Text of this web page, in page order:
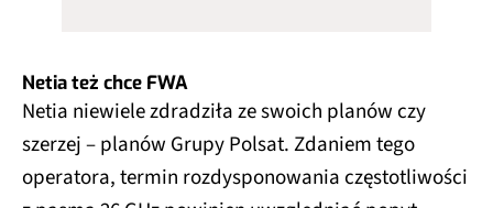
Netia też chce FWA
Netia niewiele zdradziła ze swoich planów czy
szerzej – planów Grupy Polsat. Zdaniem tego
operatora, termin rozdysponowania częstotliwości